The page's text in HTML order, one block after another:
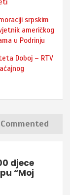
srpskim
američkog
u Podrinju
Doboj – RTV
Commented
djece
“Moj